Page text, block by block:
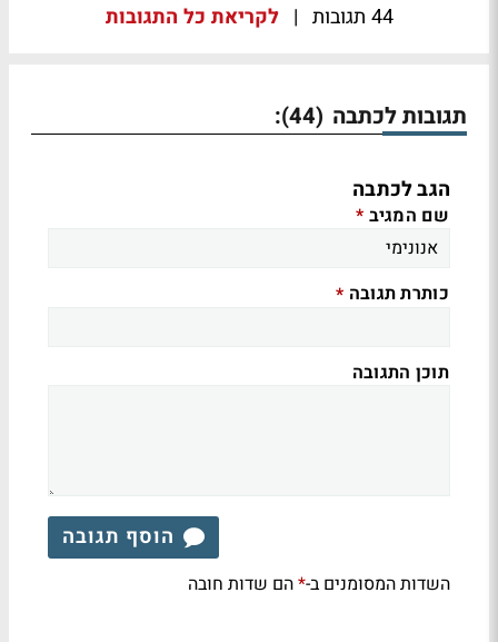
44 תגובות | לקריאת כל התגובות
תגובות לכתבה (44)
:
הגב לכתבה
שם המגיב *
כותרת תגובה *
תוכן התגובה
הוסף תגובה
השדות המסומנים ב-*הם שדות חובה